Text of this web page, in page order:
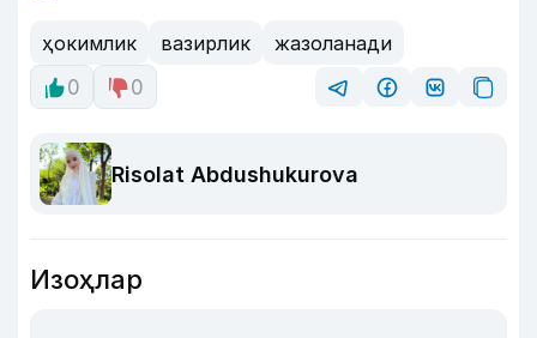
ҳокимлик вазирлик
жазоланади
0
0
Risolat Abdushukurova
Изоҳлар